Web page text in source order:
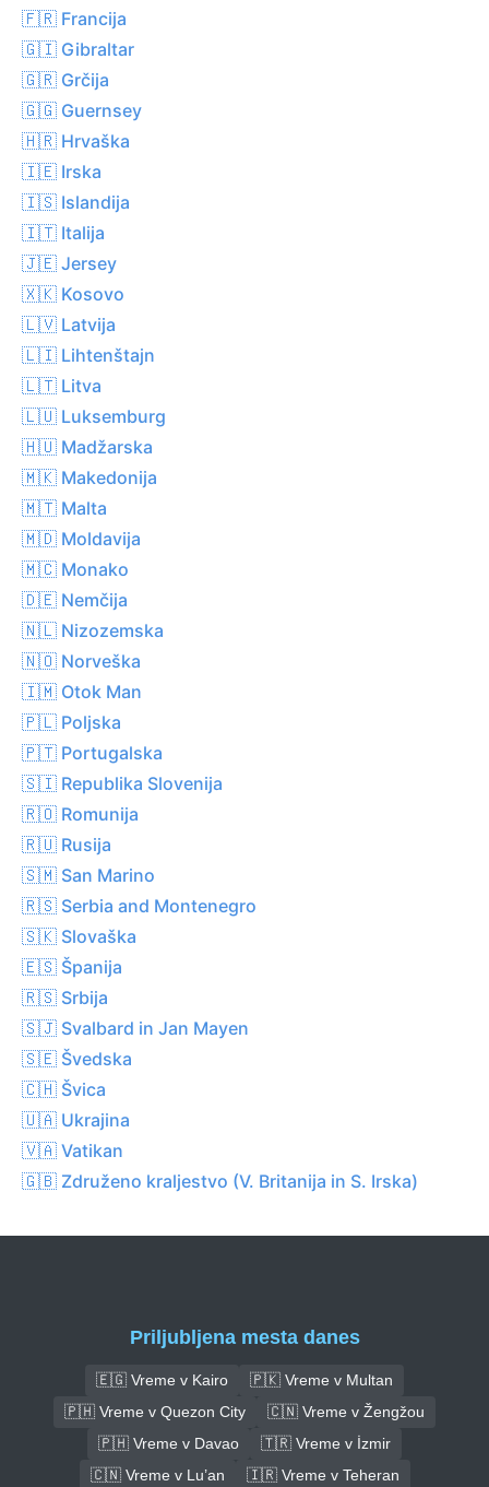
🇫🇷 Francija
🇬🇮 Gibraltar
🇬🇷 Grčija
🇬🇬 Guernsey
🇭🇷 Hrvaška
🇮🇪 Irska
🇮🇸 Islandija
🇮🇹 Italija
🇯🇪 Jersey
🇽🇰 Kosovo
🇱🇻 Latvija
🇱🇮 Lihtenštajn
🇱🇹 Litva
🇱🇺 Luksemburg
🇭🇺 Madžarska
🇲🇰 Makedonija
🇲🇹 Malta
🇲🇩 Moldavija
🇲🇨 Monako
🇩🇪 Nemčija
🇳🇱 Nizozemska
🇳🇴 Norveška
🇮🇲 Otok Man
🇵🇱 Poljska
🇵🇹 Portugalska
🇸🇮 Republika Slovenija
🇷🇴 Romunija
🇷🇺 Rusija
🇸🇲 San Marino
🇷🇸 Serbia and Montenegro
🇸🇰 Slovaška
🇪🇸 Španija
🇷🇸 Srbija
🇸🇯 Svalbard in Jan Mayen
🇸🇪 Švedska
🇨🇭 Švica
🇺🇦 Ukrajina
🇻🇦 Vatikan
🇬🇧 Združeno kraljestvo (V. Britanija in S. Irska)
Priljubljena mesta danes
🇪🇬 Vreme v Kairo
🇵🇰 Vreme v Multan
🇵🇭 Vreme v Quezon City
🇨🇳 Vreme v Žengžou
🇵🇭 Vreme v Davao
🇹🇷 Vreme v İzmir
🇨🇳 Vreme v Lu’an
🇮🇷 Vreme v Teheran